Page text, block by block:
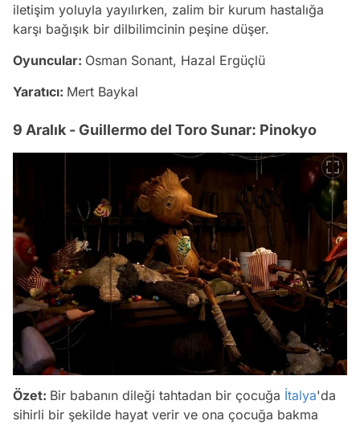
iletişim yoluyla yayılırken, zalim bir kurum hastalığa
karşı bağışık bir dilbilimcinin peşine düşer.
Oyuncular: Osman Sonant, Hazal Ergüçlü
Yaratıcı: Mert Baykal
9 Aralık - Guillermo del Toro Sunar: Pinokyo
Özet: Bir babanın dileği tahtadan bir çocuğa İtalya'da
sihirli bir şekilde hayat verir ve ona çocuğa bakma